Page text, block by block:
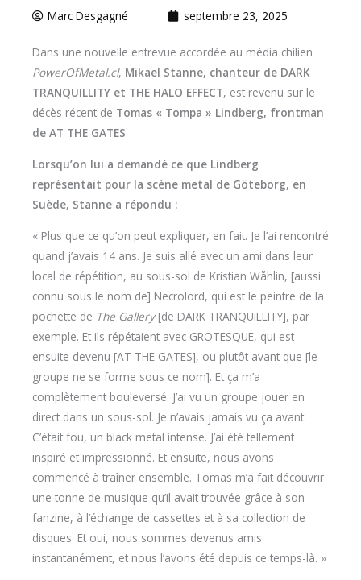
Marc Desgagné septembre 23, 2025
Dans une nouvelle entrevue accordée au média chilien
PowerOfMetal.cl, Mikael Stanne, chanteur de DARK
TRANQUILLITY et THE HALO EFFECT, est revenu sur le
décès récent de Tomas « Tompa » Lindberg, frontman
de AT THE GATES.
Lorsqu’on lui a demandé ce que Lindberg
représentait pour la scène metal de Göteborg, en
Suède, Stanne a répondu :
« Plus que ce qu’on peut expliquer, en fait. Je l’ai rencontré
quand j’avais 14 ans. Je suis allé avec un ami dans leur
local de répétition, au sous-sol de Kristian Wåhlin, [aussi
connu sous le nom de] Necrolord, qui est le peintre de la
pochette de The Gallery[de DARK TRANQUILLITY], par
exemple. Et ils répétaient avec GROTESQUE, qui est
ensuite devenu [AT THE GATES], ou plutôt avant que [le
groupe ne se forme sous ce nom]. Et ça m’a
complètement bouleversé. J’ai vu un groupe jouer en
direct dans un sous-sol. Je n’avais jamais vu ça avant.
C’était fou, un black metal intense. J’ai été tellement
inspiré et impressionné. Et ensuite, nous avons
commencé à traîner ensemble. Tomas m’a fait découvrir
une tonne de musique qu’il avait trouvée grâce à son
fanzine, à l’échange de cassettes et à sa collection de
disques. Et oui, nous sommes devenus amis
instantanément, et nous l’avons été depuis ce temps-là. »